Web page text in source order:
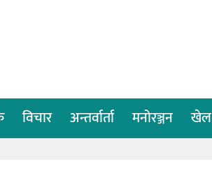
विचार अन्तर्वार्ता मनोरञ्जन खेल